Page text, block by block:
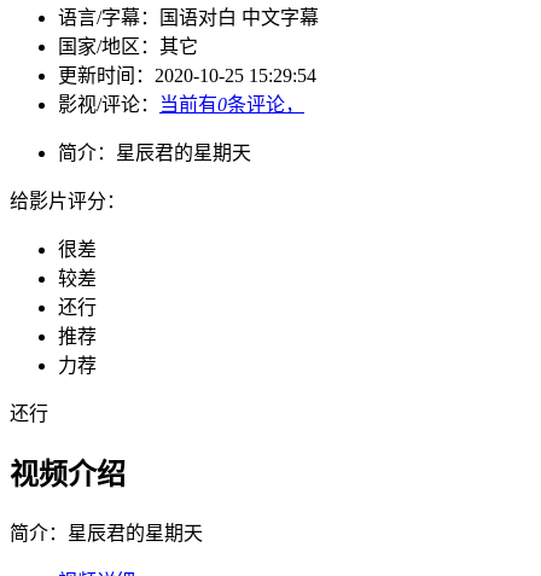
语言/字幕：
国语对白 中文字幕
国家/地区： 其它
更新时间： 2020-10-25 15:29:54
影视/评论：
当前有0条评论，
简介： 星辰君的星期天
给影片评分：
很差
较差
还行
推荐
力荐
还行
视频介绍
简介： 星辰君的星期天